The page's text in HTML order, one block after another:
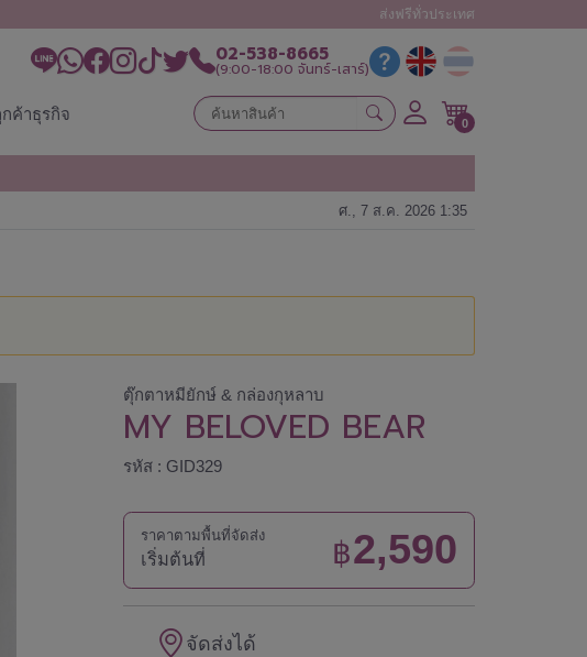
ส่งฟรีทั่วประเทศ
02-538-8665
(9:00-18:00 จันทร์-เสาร์)
กค้าธุรกิจ 0
ศ., 7 ส.ค. 2026 1:35
ตุ๊กตาหมียักษ์ & กล่องกุหลาบ
MY BELOVED BEAR
รหัส : GID329
ราคาตามพื้นที่จัดส่ง
เริ่มต้นที่ ฿2,590
จัดส่งได้